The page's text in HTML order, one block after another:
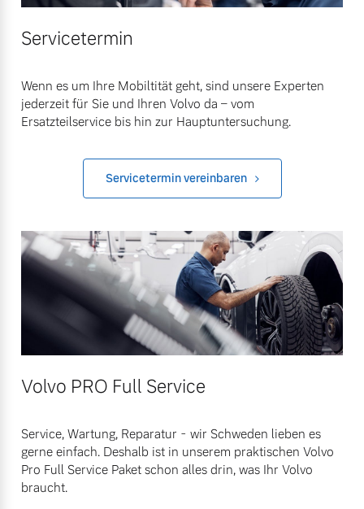
Servicetermin
Wenn es um Ihre Mobiltität geht, sind unsere Experten
jederzeit für Sie und Ihren Volvo da – vom
Ersatzteilservice bis hin zur Hauptuntersuchung.
Servicetermin vereinbaren
Volvo PRO Full Service
Service, Wartung, Reparatur - wir Schweden lieben es
gerne einfach. Deshalb ist in unserem praktischen Volvo
Pro Full Service Paket schon alles drin, was Ihr Volvo
braucht.